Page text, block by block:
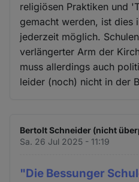
religiösen Praktiken und
gemacht werden, ist dies
jederzeit möglich.
verlängerter Arm der
muss allerdings auch
leider (noch) nicht in der
Bertolt Schneider (nicht
Sa. 26 Jul 2025 - 11:19
"Die Bessunger